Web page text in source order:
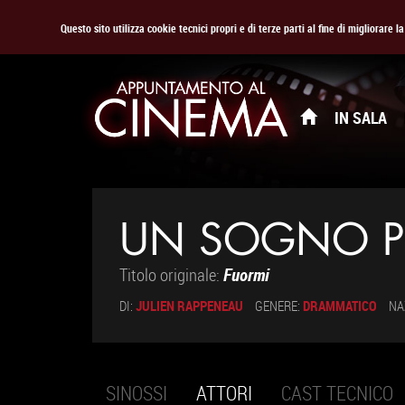
Questo sito utilizza cookie tecnici propri e di terze parti al fine di migliorare
IN SALA
UN SOGNO
Titolo originale: Fuormi
DI: JULIEN RAPPENEAU GENERE: DRAMMATICO
SINOSSI ATTORI (SCHEDA
CAST TECNICO